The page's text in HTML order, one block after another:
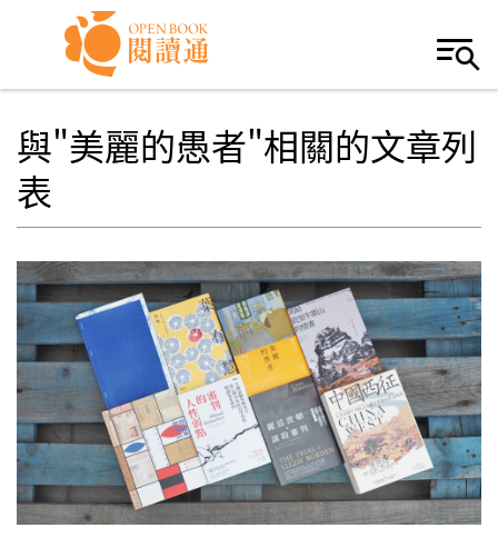
Skip to navigation
移至主內容
與"美麗的愚者"相關的文章列
表